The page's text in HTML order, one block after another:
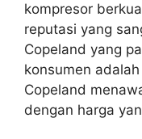
kompresor
reputasi yang
Copeland yang
konsumen
Copeland
dengan harga